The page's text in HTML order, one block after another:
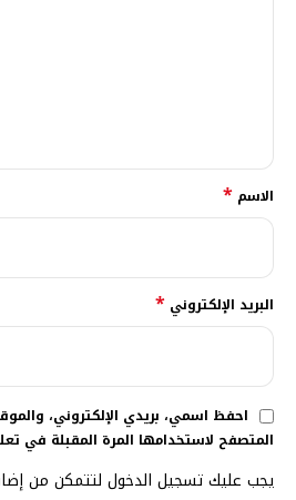
الاسم *
البريد الإلكتروني *
احفظ اسمي، بريدي الإلكتروني،
المتصفح لاستخدامها المرة المقبلة في
يجب عليك تسجيل الدخول لتتمكن من